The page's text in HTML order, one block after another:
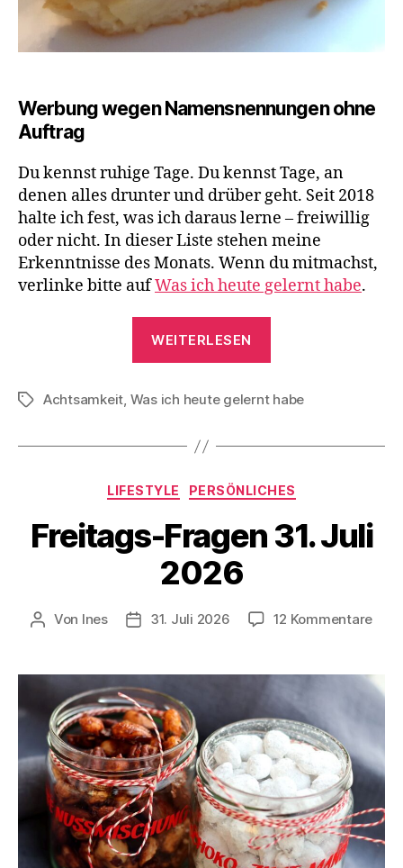
Werbung wegen Namensnennungen ohne
Auftrag
Du kennst ruhige Tage. Du kennst Tage, an
denen alles drunter und drüber geht. Seit 2018
halte ich fest, was ich daraus lerne – freiwillig
oder nicht. In dieser Liste stehen meine
Erkenntnisse des Monats. Wenn du mitmachst,
verlinke bitte aufWas ich heute gelernt habe.
WEITERLESEN
Juli
gelernt
–
(un)freiwillige
Learnings
Erkenntnisse“
Schlagwörter
Achtsamkeit, Was ich heute gelernt habe
Kategorien
LIFESTYLE PERSÖNLICHES
Freitags-Fragen 31. Juli
2026
Beitragsautor
Von Ines Veröffentlichungsdatum
31. Juli 2026 12 Kommentarezu
31.
Juli